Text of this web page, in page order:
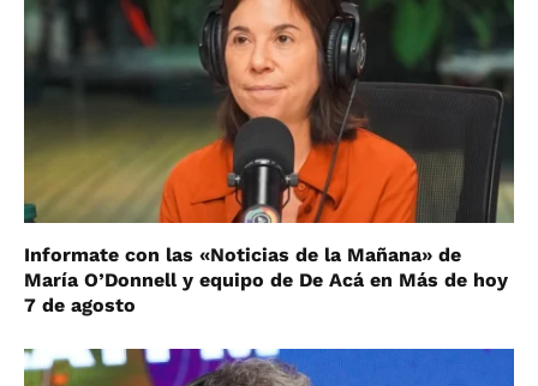
Informate con las «Noticias de la Mañana» de
María O’Donnell y equipo de De Acá en Más de hoy
7 de agosto